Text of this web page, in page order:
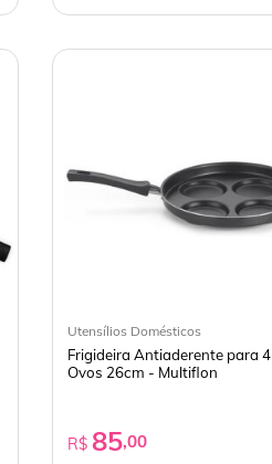
Utensílios Domésticos
Frigideira Antiaderente para 4
Ovos 26cm - Multiflon
R$ 85,00